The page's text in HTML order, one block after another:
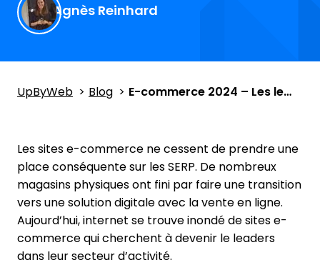
Agnès Reinhard
UpByWeb Blog E-commerce 2024 – Les leaders du marché en trafic web en France
Les sites e-commerce ne cessent de prendre une
place conséquente sur les SERP. De nombreux
magasins physiques ont fini par faire une transition
vers une solution digitale avec la vente en ligne.
Aujourd’hui, internet se trouve inondé de sites e-
commerce qui cherchent à devenir le leaders
dans leur secteur d’activité.